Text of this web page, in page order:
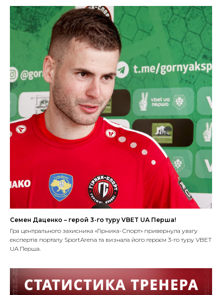
Семен Даценко – герой 3-го туру VBET UA Перша!
Гра центрального захисника «Гірника-Спорт» привернула увагу
експертів порталу SportArena та визнала його героєм 3-го туру VBET
UA Перша.